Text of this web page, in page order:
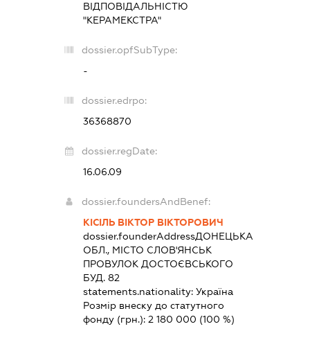
ВІДПОВІДАЛЬНІСТЮ
"КЕРАМЕКСТРА"
dossier.opfSubType:
-
dossier.edrpo:
36368870
dossier.regDate:
16.06.09
dossier.foundersAndBenef:
КІСІЛЬ ВІКТОР ВІКТОРОВИЧ
dossier.founderAddressДОНЕЦЬКА
ОБЛ., МІСТО СЛОВ'ЯНСЬК
ПРОВУЛОК ДОСТОЄВСЬКОГО
БУД. 82
statements.nationality: Україна
Розмір внеску до статутного
фонду (грн.): 2 180 000 (100 %)